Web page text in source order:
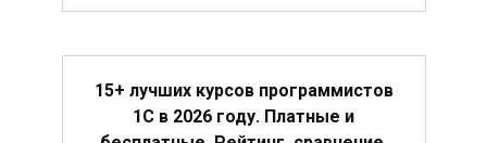
15+ лучших курсов программистов
1С в 2026 году. Платные и